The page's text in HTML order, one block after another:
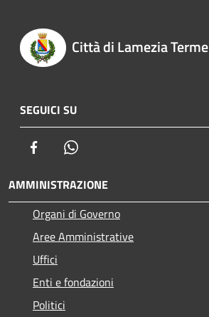
Città di Lamezia Terme
SEGUICI SU
Facebook
AMMINISTRAZIONE
Organi di Governo
Aree Amministrative
Uffici
Enti e fondazioni
Politici